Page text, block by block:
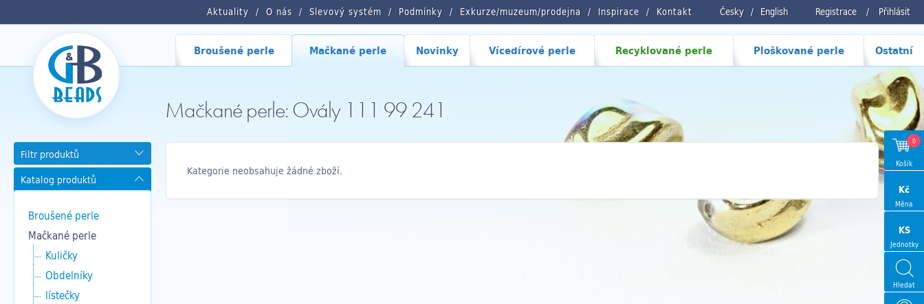
Registrace / Přihlásit
Česky / English
Aktuality O nás Slevový systém Podmínky Exkurze/muzeum/prodejna Inspirace Kontakt
Broušené perle Mačkané perle Novinky Vícedírové perle Recyklované perle Ploškované perle Ostatní
Mačkané perle: Ovály 111 99 241
Filtr produktů
Katalog produktů
Broušené perle
Mačkané perle
Kuličky
Obdelníky
lístečky
Kategorie neobsahuje žádné zboží.
0
Košík
Kč
Měna
KS
Jednotky
Hledat